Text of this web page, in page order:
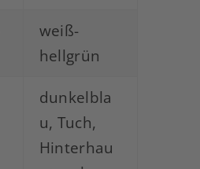
weiß-
hellgrün
dunkelbla
u, Tuch,
Hinterhau